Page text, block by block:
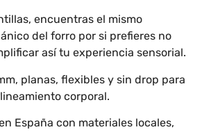
encuentras el mismo
del forro por si prefieres no
así tu experiencia sensorial.
planas, flexibles y sin drop para
corporal.
España con materiales locales,